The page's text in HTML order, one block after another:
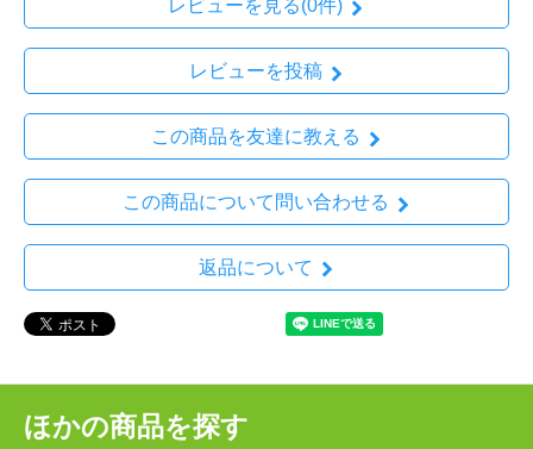
レビューを見る(0件)
レビューを投稿
この商品を友達に教える
この商品について問い合わせる
返品について
ほかの商品を探す